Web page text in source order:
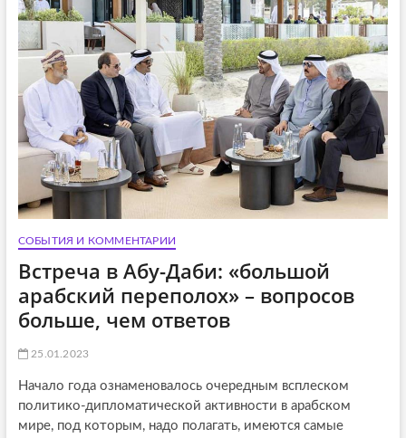
СОБЫТИЯ И КОММЕНТАРИИ
Встреча в Абу-Даби: «большой
арабский переполох» – вопросов
больше, чем ответов
25.01.2023
Начало года ознаменовалось очередным всплеском
политико-дипломатической активности в арабском
мире, под которым, надо полагать, имеются самые